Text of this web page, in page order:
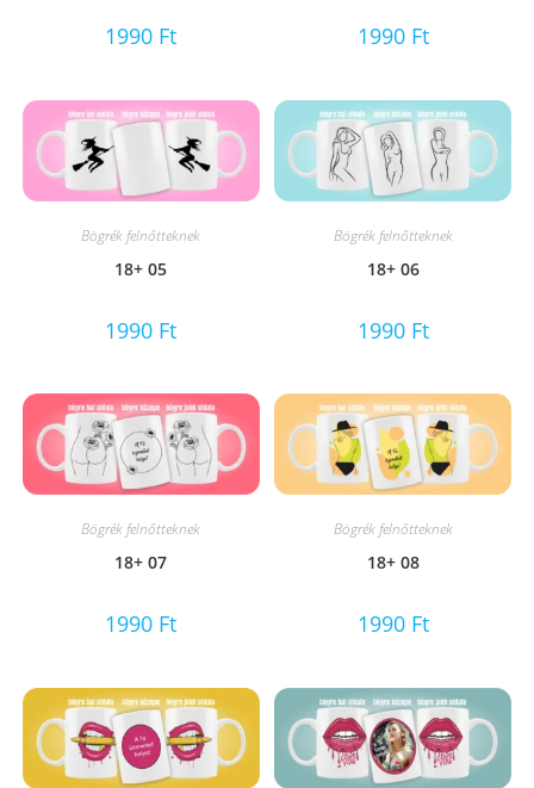
1990 Ft 1990 Ft
Bögrék felnőtteknek
18+ 05
1990 Ft
Bögrék felnőtteknek
18+ 06
1990 Ft
Bögrék felnőtteknek
18+ 07
1990 Ft
Bögrék felnőtteknek
18+ 08
1990 Ft